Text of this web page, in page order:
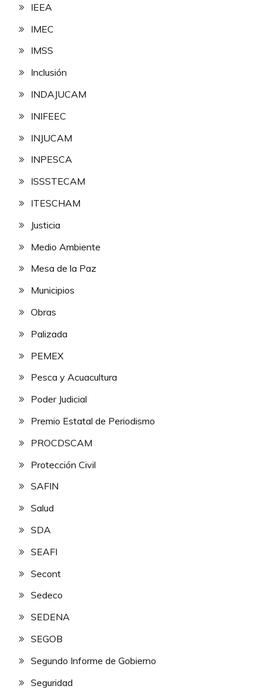
IEEA
IMEC
IMSS
Inclusión
INDAJUCAM
INIFEEC
INJUCAM
INPESCA
ISSSTECAM
ITESCHAM
Justicia
Medio Ambiente
Mesa de la Paz
Municipios
Obras
Palizada
PEMEX
Pesca y Acuacultura
Poder Judicial
Premio Estatal de Periodismo
PROCDSCAM
Protección Civil
SAFIN
Salud
SDA
SEAFI
Secont
Sedeco
SEDENA
SEGOB
Segundo Informe de Gobierno
Seguridad